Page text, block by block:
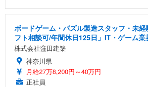
ボードゲーム・パズル製造スタッフ・未
フト相談可/年間休日125日」IT・ゲーム業
株式会社窪田建築
神奈川県
月給27万8,200円～40万円
正社員